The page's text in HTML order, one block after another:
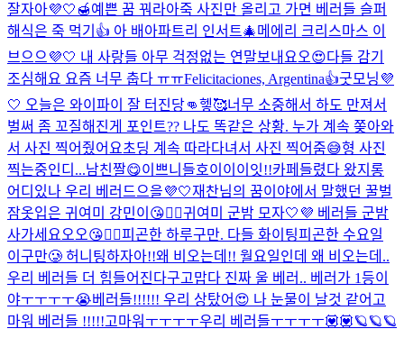
잘자아💜🤍🍯예쁜 꿈 꿔라아죽 사진만 올리고 가면 베러들 슬퍼
해 식은 죽 먹기👍 아 배아파트리 인서트🎄메에리 크리스마스 이
브으으💜🤍 내 사랑들 아무 걱정없는 연말보내요오😍다들 감기
조심해요 요즘 너무 춥다 ㅠㅠFelicitaciones, Argentina👍굿모닝💜
🤍 오늘은 와이파이 잘 터진당👊헿🥰너무 소중해서 하도 만져서
벌써 좀 꼬질해진게 포인트?? 나도 똑같은 상황. 누가 계속 쫒아와
서 사진 찍어줬어요초딩 계속 따라다녀서 사진 찍어줌😅형 사진
찍는중인디...남친짤😋이쁘니들호이이이잇!!카페들렸다 왔지롱
어디있나 우리 베러드으을💜🤍재찬님의 꿈이야에서 말했던 꿀벌
잠옷입은 귀여미 강민이😘👍🏻귀여미 군밤 모자🤍💜 베러들 군밤
사가세요오오😘👍🏻피곤한 하루구만. 다들 화이팅피곤한 수요일
이구만🥲 허니팅하자아!!왜 비오는데!! 월요일인데 왜 비오는데..
우리 베러들 더 힘들어진다구고맙다 진짜 울 베러.. 베러가 1등이
야ㅜㅜㅜㅜ😭베러들!!!!!! 우리 상탔어😍 나 눈물이 날것 같어 고
마워 베러들 !!!!!고마워ㅜㅜㅜㅜ우리 베러들ㅜㅜㅜㅜ💟💟🪐🪐🪐